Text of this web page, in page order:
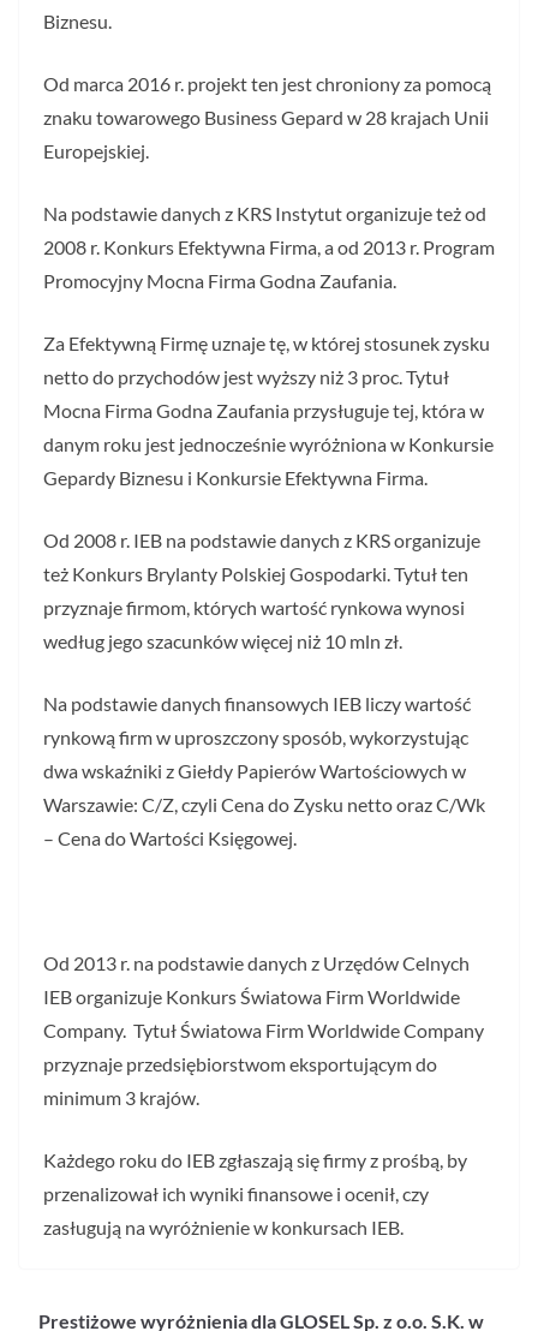
Biznesu.
Od marca 2016 r. projekt ten jest chroniony za pomocą
znaku towarowego Business Gepard w 28 krajach Unii
Europejskiej.
Na podstawie danych z KRS Instytut organizuje też od
2008 r. Konkurs Efektywna Firma, a od 2013 r. Program
Promocyjny Mocna Firma Godna Zaufania.
Za Efektywną Firmę uznaje tę, w której stosunek zysku
netto do przychodów jest wyższy niż 3 proc. Tytuł
Mocna Firma Godna Zaufania przysługuje tej, która w
danym roku jest jednocześnie wyróżniona w Konkursie
Gepardy Biznesu i Konkursie Efektywna Firma.
Od 2008 r. IEB na podstawie danych z KRS organizuje
też Konkurs Brylanty Polskiej Gospodarki. Tytuł ten
przyznaje firmom, których wartość rynkowa wynosi
według jego szacunków więcej niż 10 mln zł.
Na podstawie danych finansowych IEB liczy wartość
rynkową firm w uproszczony sposób, wykorzystując
dwa wskaźniki z Giełdy Papierów Wartościowych w
Warszawie: C/Z, czyli Cena do Zysku netto oraz C/Wk
– Cena do Wartości Księgowej.
Od 2013 r. na podstawie danych z Urzędów Celnych
IEB organizuje Konkurs Światowa Firm Worldwide
Company. Tytuł Światowa Firm Worldwide Company
przyznaje przedsiębiorstwom eksportującym do
minimum 3 krajów.
Każdego roku do IEB zgłaszają się firmy z prośbą, by
przenalizował ich wyniki finansowe i ocenił, czy
zasługują na wyróżnienie w konkursach IEB.
Prestiżowe wyróżnienia dla GLOSEL Sp. z o.o. S.K. w